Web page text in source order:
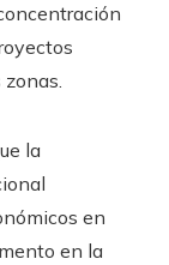
la
en
en la